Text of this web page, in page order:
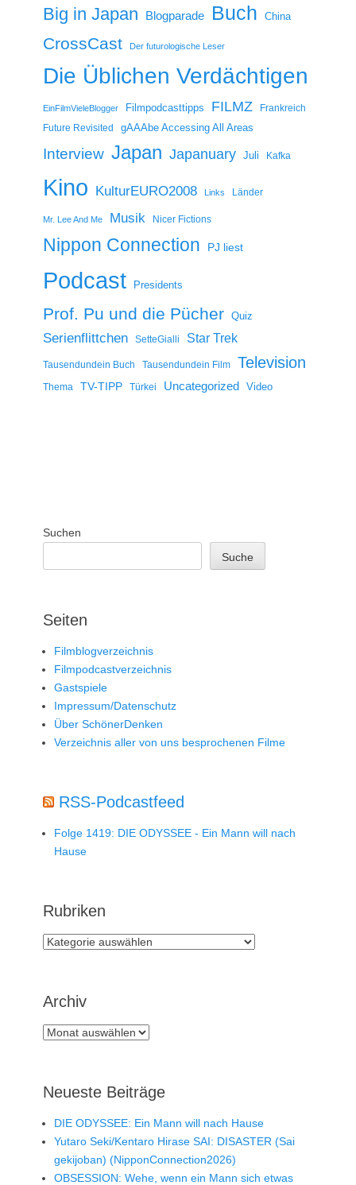
Big in Japan Blogparade Buch China
CrossCast Der futurologische Leser
Die Üblichen Verdächtigen
EinFilmVieleBlogger Filmpodcasttipps FILMZ
Frankreich
Future Revisited
gAAAbe Accessing All Areas
Interview Japan Japanuary Juli Kafka
Kino KulturEURO2008 Links Länder
Mr. Lee And Me Musik Nicer Fictions
Nippon Connection PJ liest
Podcast Presidents
Prof. Pu und die Pücher Quiz
Serienflittchen SetteGialli Star Trek
Tausendundein Buch Tausendundein Film Television
Thema TV-TIPP Türkei Uncategorized Video
Suchen
Suche
Seiten
Filmblogverzeichnis
Filmpodcastverzeichnis
Gastspiele
Impressum/Datenschutz
Über SchönerDenken
Verzeichnis aller von uns besprochenen Filme
RSS-Podcastfeed
Folge 1419: DIE ODYSSEE - Ein Mann will nach
Hause
Rubriken
Rubriken
Archiv
Archiv
Neueste Beiträge
DIE ODYSSEE: Ein Mann will nach Hause
Yutaro Seki/Kentaro Hirase SAI: DISASTER (Sai
gekijoban) (NipponConnection2026)
OBSESSION: Wehe, wenn ein Mann sich etwas